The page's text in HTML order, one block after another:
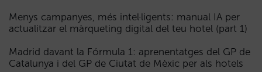
Menys campanyes, més intel·ligents: manual IA per
actualitzar el màrqueting digital del teu hotel (part 1)
Madrid davant la Fórmula 1: aprenentatges del GP de
Catalunya i del GP de Ciutat de Mèxic per als hotels